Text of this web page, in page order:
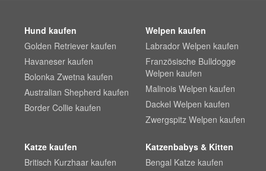
Hund kaufen
Golden Retriever kaufen
Havaneser kaufen
Bolonka Zwetna kaufen
Australian Shepherd kaufen
Border Collie kaufen
Welpen kaufen
Labrador Welpen kaufen
Französische Bulldogge
Welpen kaufen
Malinois Welpen kaufen
Dackel Welpen kaufen
Zwergspitz Welpen kaufen
Katze kaufen
Britisch Kurzhaar kaufen
Katzenbabys & Kitten
Bengal Katze kaufen